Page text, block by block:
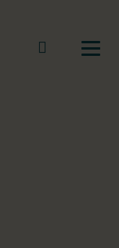
d'accueil
go to